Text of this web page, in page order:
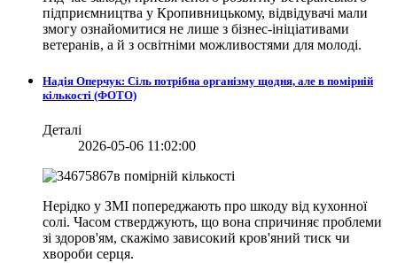
підприємництва у Кропивницькому, відвідувачі мали
змогу ознайомитися не лише з бізнес-ініціативами
ветеранів, а й з освітніми можливостями для молоді.
Надія Оперчук: Сіль потрібна організму щодня, але в помірній
кількості (ФОТО)
Деталі
2026-05-06 11:02:00
Нерідко у ЗМІ попереджають про шкоду від кухонної
солі. Часом стверджують, що вона спричиняє проблеми
зі здоров'ям, скажімо зависокий кров'яний тиск чи
хвороби серця.